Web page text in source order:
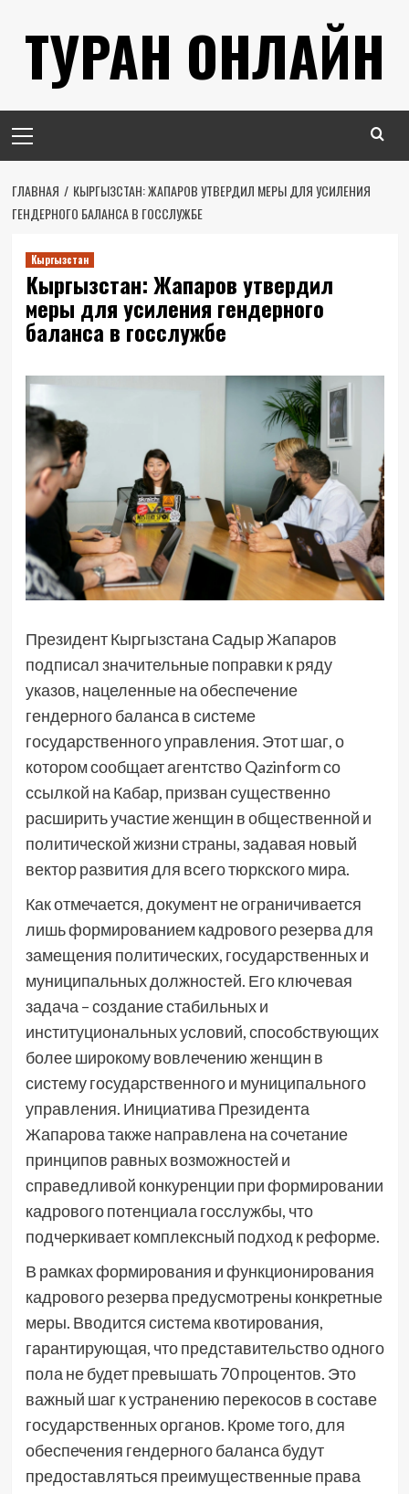
содержимому
ТУРАН ОНЛАЙН
меню
ГЛАВНАЯ
КЫРГЫЗСТАН: ЖАПАРОВ УТВЕРДИЛ МЕРЫ ДЛЯ УСИЛЕНИЯ
ГЕНДЕРНОГО БАЛАНСА В ГОССЛУЖБЕ
Кыргызстан
Кыргызстан: Жапаров утвердил
меры для усиления гендерного
баланса в госслужбе
Президент Кыргызстана Садыр Жапаров
подписал значительные поправки к ряду
указов, нацеленные на обеспечение
гендерного баланса в системе
государственного управления. Этот шаг, о
котором сообщает агентство Qazinform со
ссылкой на Кабар, призван существенно
расширить участие женщин в общественной и
политической жизни страны, задавая новый
вектор развития для всего тюркского мира.
Как отмечается, документ не ограничивается
лишь формированием кадрового резерва для
замещения политических, государственных и
муниципальных должностей. Его ключевая
задача – создание стабильных и
институциональных условий, способствующих
более широкому вовлечению женщин в
систему государственного и муниципального
управления. Инициатива Президента
Жапарова также направлена на сочетание
принципов равных возможностей и
справедливой конкуренции при формировании
кадрового потенциала госслужбы, что
подчеркивает комплексный подход к реформе.
В рамках формирования и функционирования
кадрового резерва предусмотрены конкретные
меры. Вводится система квотирования,
гарантирующая, что представительство одного
пола не будет превышать 70 процентов. Это
важный шаг к устранению перекосов в составе
государственных органов. Кроме того, для
обеспечения гендерного баланса будут
предоставляться преимущественные права